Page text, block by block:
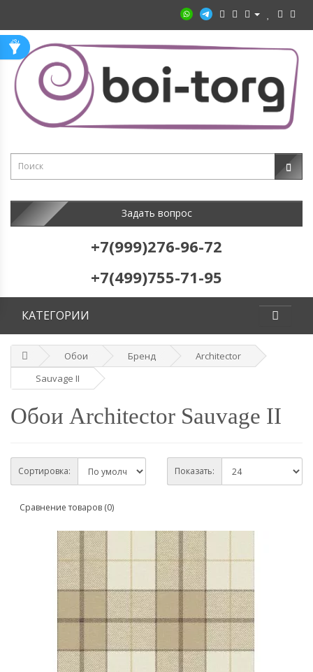
Задать вопрос
+7(999)276-96-72
+7(499)755-71-95
КАТЕГОРИИ
Обои Бренд
Architector
Sauvage II
Обои Architector Sauvage II
Сортировка: Показать:
Сравнение товаров (0)